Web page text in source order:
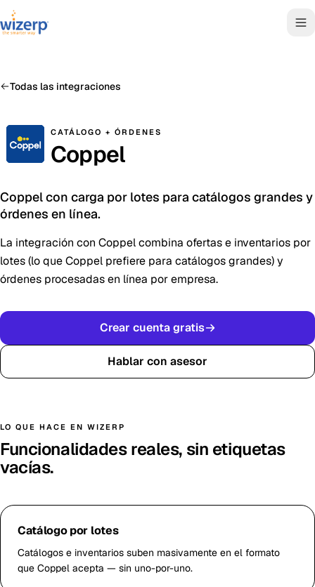
Todas las integraciones
CATÁLOGO + ÓRDENES
Coppel
Coppel con carga por lotes para catálogos grandes y
órdenes en línea.
La integración con Coppel combina ofertas e inventarios por
lotes (lo que Coppel prefiere para catálogos grandes) y
órdenes procesadas en línea por empresa.
Crear cuenta gratis
Hablar con asesor
LO QUE HACE EN WIZERP
Funcionalidades reales, sin etiquetas
vacías.
Catálogo por lotes
Catálogos e inventarios suben masivamente en el formato
que Coppel acepta — sin uno-por-uno.